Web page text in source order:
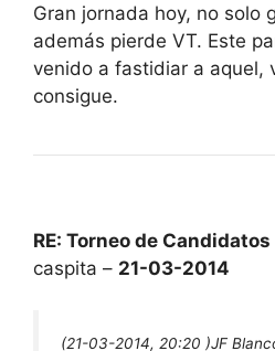
Gran jornada hoy, no solo
además pierde VT. Este
venido a fastidiar a aquel,
consigue.
RE: Torneo de
caspita – 21-03-2014
(21-03-2014, 20:20 )JF